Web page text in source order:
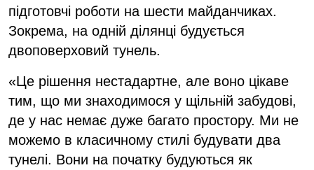
підготовчі роботи на шести майданчиках.
Зокрема, на одній ділянці будується
двоповерховий тунель.
«Це рішення нестадартне, але воно цікаве
тим, що ми знаходимося у щільній забудові,
де у нас немає дуже багато простору. Ми не
можемо в класичному стилі будувати два
тунелі. Вони на початку будуються як